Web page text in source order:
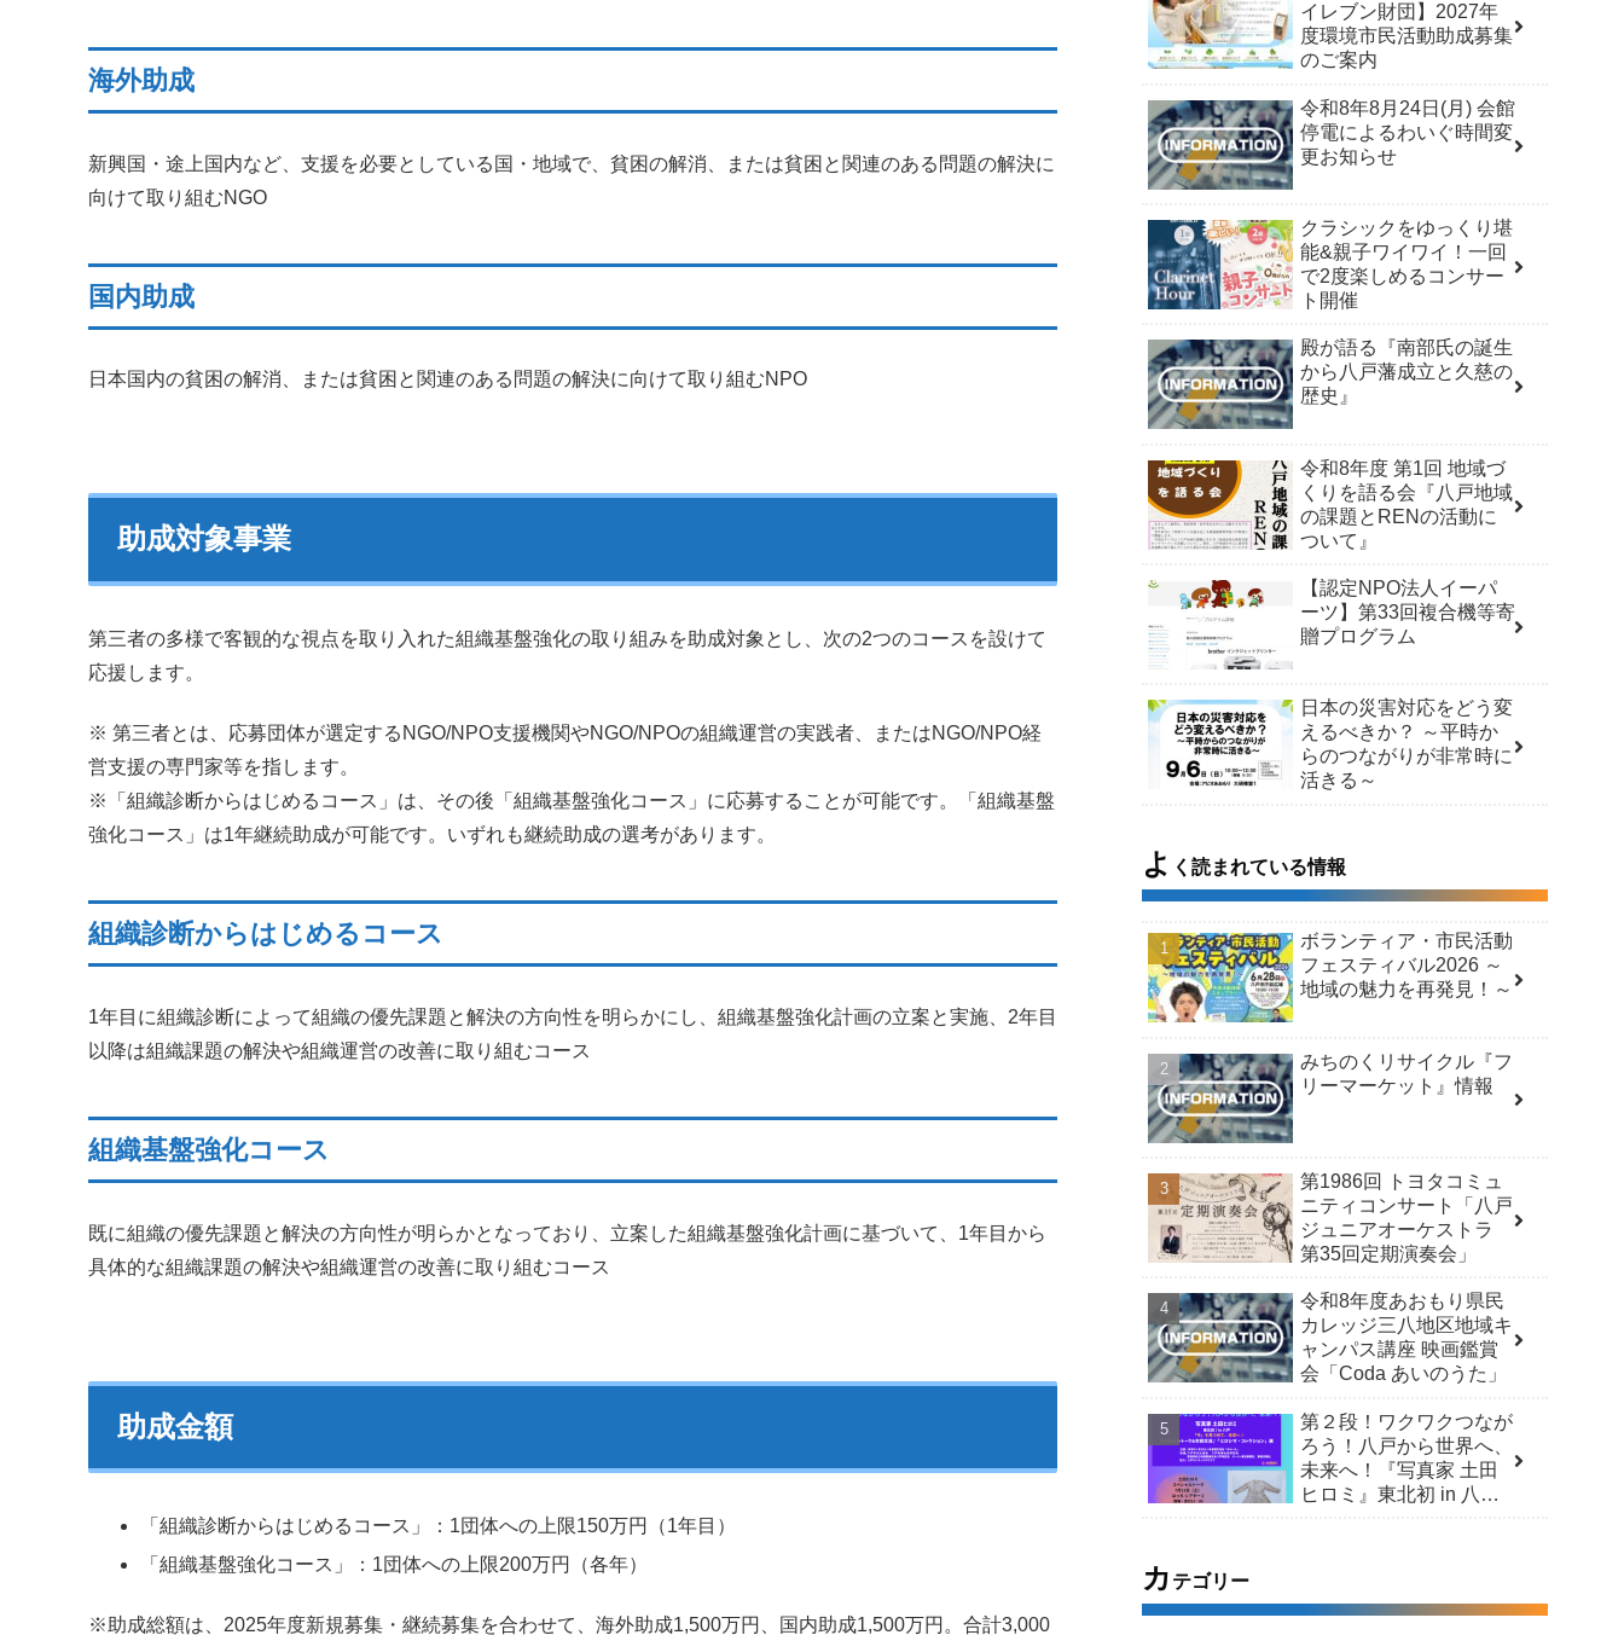
海外助成
新興国・途上国内など、支援を必要としている国・地域で、貧困の解消、または貧困と関連のある問題の解決に
向けて取り組むNGO
国内助成
日本国内の貧困の解消、または貧困と関連のある問題の解決に向けて取り組むNPO
助成対象事業
第三者の多様で客観的な視点を取り入れた組織基盤強化の取り組みを助成対象とし、次の2つのコースを設けて
応援します。
※ 第三者とは、応募団体が選定するNGO/NPO支援機関やNGO/NPOの組織運営の実践者、またはNGO/NPO経
営支援の専門家等を指します。
※「組織診断からはじめるコース」は、その後「組織基盤強化コース」に応募することが可能です。「組織基盤
強化コース」は1年継続助成が可能です。いずれも継続助成の選考があります。
組織診断からはじめるコース
1年目に組織診断によって組織の優先課題と解決の方向性を明らかにし、組織基盤強化計画の立案と実施、2年目
以降は組織課題の解決や組織運営の改善に取り組むコース
組織基盤強化コース
既に組織の優先課題と解決の方向性が明らかとなっており、立案した組織基盤強化計画に基づいて、1年目から
具体的な組織課題の解決や組織運営の改善に取り組むコース
助成金額
「組織診断からはじめるコース」：1団体への上限150万円（1年目）
「組織基盤強化コース」：1団体への上限200万円（各年）
※助成総額は、2025年度新規募集・継続募集を合わせて、海外助成1,500万円、国内助成1,500万円。合計3,000
イレブン財団】2027年
度環境市民活動助成募集
のご案内
令和8年8月24日(月) 会館
停電によるわいぐ時間変
更お知らせ
クラシックをゆっくり堪
能&親子ワイワイ！一回
で2度楽しめるコンサー
ト開催
殿が語る『南部氏の誕生
から八戸藩成立と久慈の
歴史』
令和8年度 第1回 地域づ
くりを語る会『八戸地域
の課題とRENの活動に
ついて』
【認定NPO法人イーパ
ーツ】第33回複合機等寄
贈プログラム
日本の災害対応をどう変
えるべきか？ ～平時か
らのつながりが非常時に
活きる～
よ く読まれている情報
ボランティア・市民活動
フェスティバル2026 ～
地域の魅力を再発見！～
みちのくリサイクル『フ
リーマーケット』情報
第1986回 トヨタコミュ
ニティコンサート「八戸
ジュニアオーケストラ
第35回定期演奏会」
令和8年度あおもり県民
カレッジ三八地区地域キ
ャンパス講座 映画鑑賞
会「Coda あいのうた」
第２段！ワクワクつなが
ろう！八戸から世界へ、
未来へ！『写真家 土田
ヒロミ』東北初 in 八戸
カ テゴリー